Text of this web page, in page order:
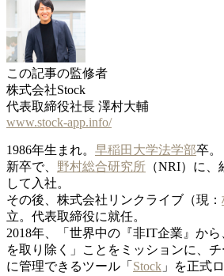
この記事の監修者
株式会社Stock
代表取締役社長 澤村大輔
www.stock-app.info/
1986年生まれ。 早稲田大学法学部卒。
新卒で、 野村総合研究所 （NRI）に
して入社。
その後、株式会社リンクライブ（現：
立。代表取締役に就任。
2018年、「世界中の『非IT企業』か
を取り除く」ことをミッションに、
に管理できるツール「 Stock 」を正式